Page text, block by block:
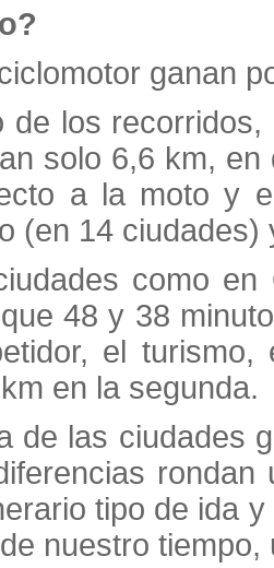
ganan
de los
solo 6,6 km,
a la moto y
(en 14
como
48 y 38
el
en la segunda.
de las ciudades
tipo de ida
nuestro